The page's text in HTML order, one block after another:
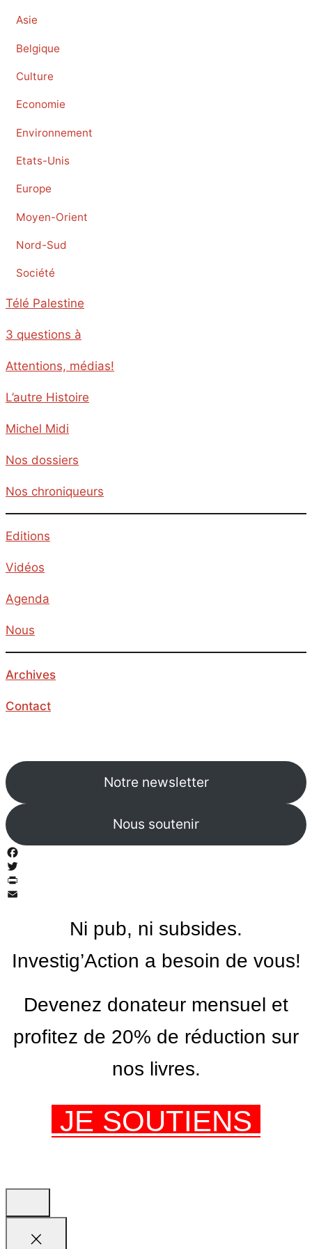
Asie
Belgique
Culture
Economie
Environnement
Etats-Unis
Europe
Moyen-Orient
Nord-Sud
Société
Télé Palestine
3 questions à
Attentions, médias!
L’autre Histoire
Michel Midi
Nos dossiers
Nos chroniqueurs
Editions
Vidéos
Agenda
Nous
Archives
Contact
Notre newsletter
Nous soutenir
Facebook
Twitter
PrintFriendly
Ni pub, ni subsides.
Investig’Action a besoin de vous!
Devenez donateur mensuel et
profitez de 20% de réduction sur
nos livres.
JE SOUTIENS